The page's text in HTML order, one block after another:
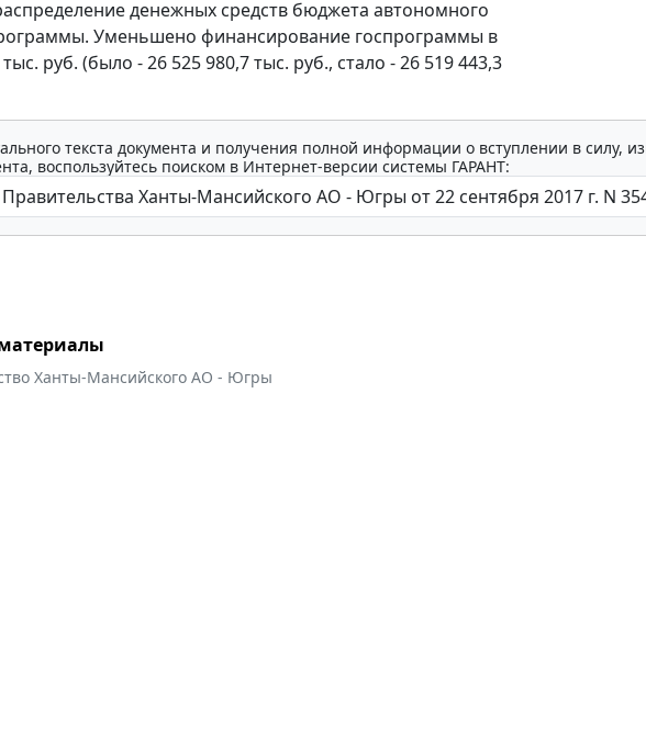
денежных средств бюджета автономного
Уменьшено финансирование госпрограммы в
руб. (было - 26 525 980,7 тыс. руб., стало - 26 519 443,3
текста документа и получения полной информации о вступлении в силу,
воспользуйтесь поиском в Интернет-версии системы ГАРАНТ:
Ханты-Мансийского АО - Югры